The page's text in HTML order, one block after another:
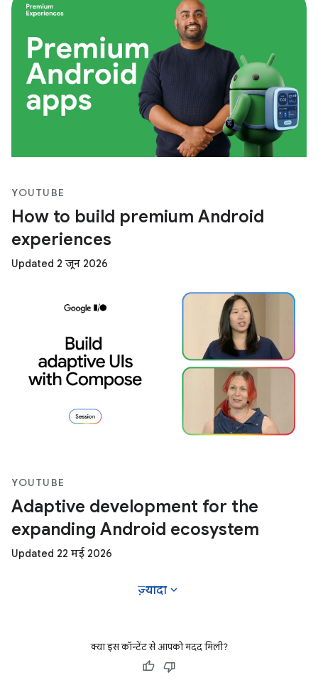
YOUTUBE
How to build premium Android
experiences
Updated 2 जून 2026
YOUTUBE
Adaptive development for the
expanding Android ecosystem
Updated 22 मई 2026
ज़्यादा expand_more
क्या इस कॉन्टेंट से आपको मदद मिली?